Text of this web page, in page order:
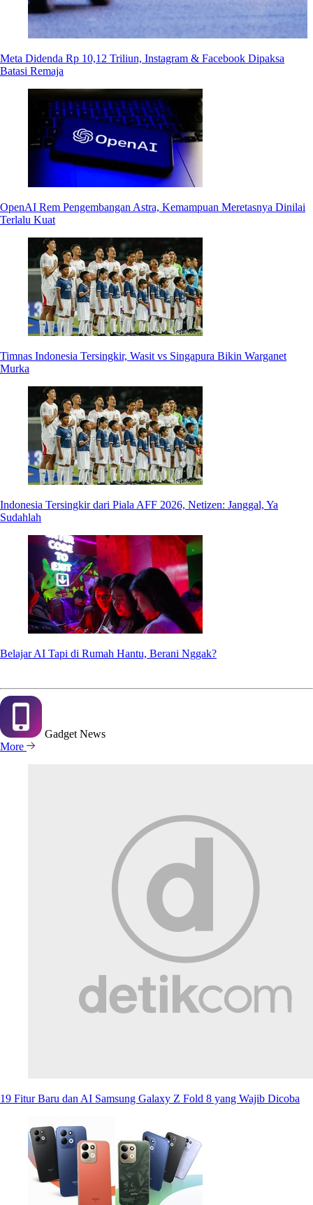
Meta Didenda Rp 10,12 Triliun, Instagram & Facebook Dipaksa
Batasi Remaja
OpenAI Rem Pengembangan Astra, Kemampuan Meretasnya Dinilai
Terlalu Kuat
Timnas Indonesia Tersingkir, Wasit vs Singapura Bikin Warganet
Murka
Indonesia Tersingkir dari Piala AFF 2026, Netizen: Janggal, Ya
Sudahlah
Belajar AI Tapi di Rumah Hantu, Berani Nggak?
Gadget News
More
19 Fitur Baru dan AI Samsung Galaxy Z Fold 8 yang Wajib Dicoba